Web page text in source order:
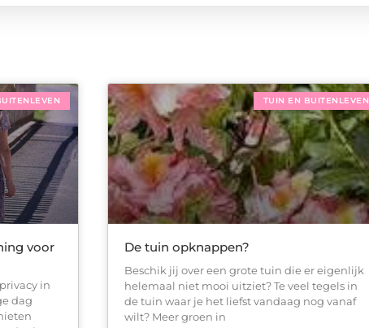
voor
in
dag
TUIN EN BUITENLEVEN
De tuin opknappen?
Beschik jij over een grote tuin die er eigenlijk
helemaal niet mooi uitziet? Te veel tegels in
de tuin waar je het liefst vandaag nog vanaf
wilt? Meer groen in